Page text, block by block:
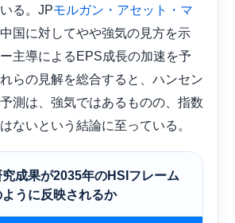
る。JPモルガン・アセット・マ
中国に対してやや強気の見方を示
主導によるEPS成長の加速を予
らの見解を総合すると、ハンセン
測は、強気ではあるものの、指数
ないという結論に至っている。
成果が2035年のHSIフレーム
うに反映されるか